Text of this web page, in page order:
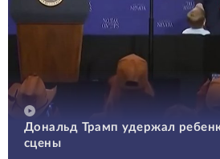
Дональд Трамп удержал
сцены